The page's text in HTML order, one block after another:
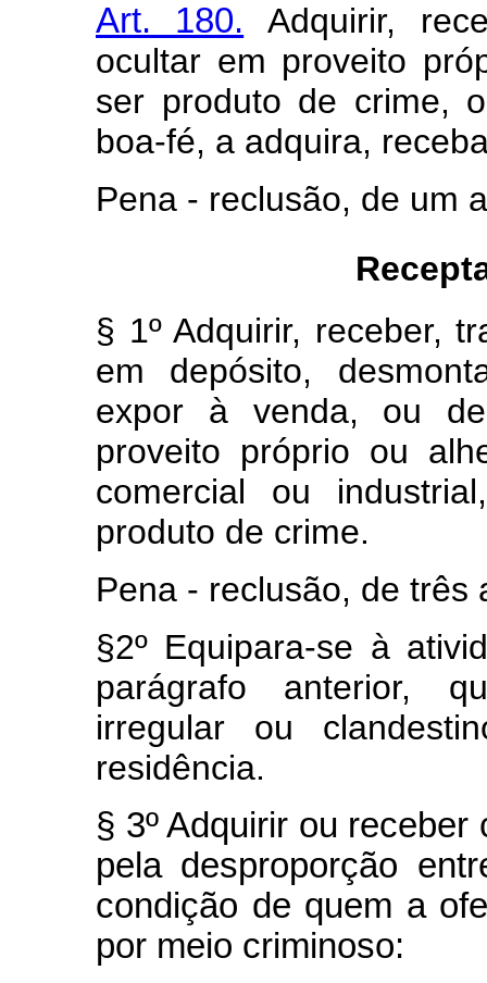
Art. 180.
Adquirir,
ocultar em proveito
ser produto de crime,
boa-fé, a adquira,
Pena - reclusão, de um
§ 1º Adquirir, receber,
em depósito,
expor à venda, ou
proveito próprio ou
comercial ou
produto de crime.
Pena - reclusão, de três
§2º Equipara-se à
parágrafo anterior,
irregular ou
residência.
§ 3º Adquirir ou
pela desproporção
condição de quem a
por meio criminoso: